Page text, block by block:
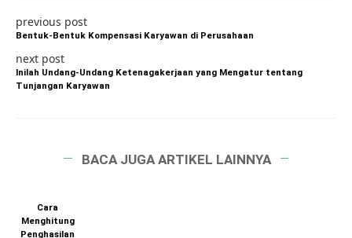
previous post
Bentuk-Bentuk Kompensasi Karyawan di Perusahaan
next post
Inilah Undang-Undang Ketenagakerjaan yang Mengatur tentang
Tunjangan Karyawan
BACA JUGA ARTIKEL LAINNYA
Cara
Menghitung
Penghasilan